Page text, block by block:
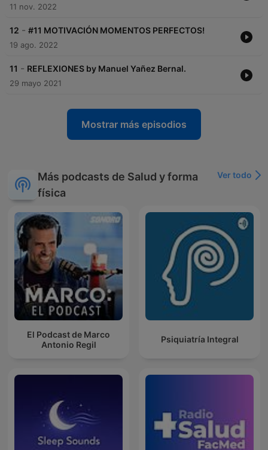
11 nov. 2022
12 - #11 MOTIVACIÓN MOMENTOS PERFECTOS!
19 ago. 2022
11 - REFLEXIONES by Manuel Yañez Bernal.
29 mayo 2021
Mostrar más episodios
Más podcasts de Salud y forma
física
Ver todo
El Podcast de Marco
Antonio Regil
Psiquiatría Integral